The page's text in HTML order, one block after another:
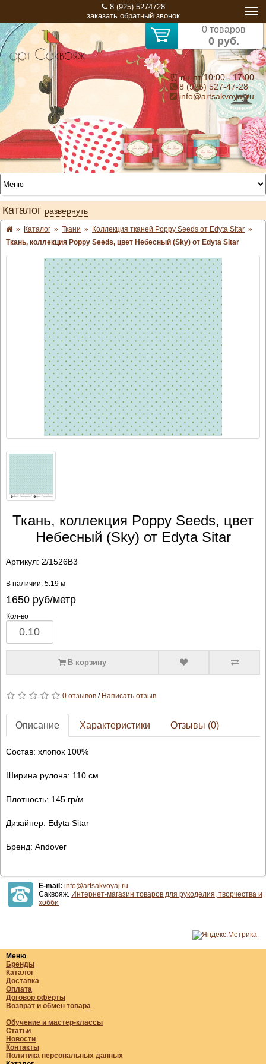
8 (925) 5274728
заказать обратный звонок
0 товаров
0 руб.
⏰ пн-пт 10:00 - 17:00
8 (925) 527-47-28
info@artsakvoyaj.ru
Каталог развернуть
» Каталог » Ткани » Коллекция тканей Poppy Seeds от Edyta Sitar »
Ткань, коллекция Poppy Seeds, цвет Небесный (Sky) от Edyta Sitar
Ткань, коллекция Poppy Seeds, цвет
Небесный (Sky) от Edyta Sitar
Артикул: 2/1526B3
В наличии: 5.19 м
1650руб/метр
Кол-во
В корзину
0 отзывов/ Написать отзыв
Описание Характеристики Отзывы (0)
Состав: хлопок 100%
Ширина рулона: 110 см
Плотность: 145 гр/м
Дизайнер: Edyta Sitar
Бренд: Andover
E-mail: info@artsakvoyaj.ru
Саквояж. Интернет-магазин товаров для рукоделия, творчества и
хобби
Меню
Бренды
Каталог
Доставка
Оплата
Договор оферты
Возврат и обмен товара
Обучение и мастер-классы
Статьи
Новости
Контакты
Политика персональных данных